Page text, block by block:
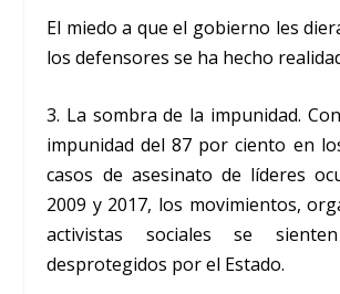
El miedo a que el gobierno les
los defensores se ha hecho
3. La sombra de la impunidad.
impunidad del 87 por ciento en
casos de asesinato de líderes
2009 y 2017, los movimientos,
activistas sociales se
desprotegidos por el Estado.